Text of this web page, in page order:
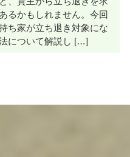
るかもしれません。今回
ち家が立ち退き対象にな
について解説し […]